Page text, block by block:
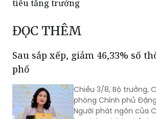
Thủ tướng điều động, bổ nhiệm 2
Đổi mới tư duy đối ngoại, góp phần
tiêu tăng trưởng
ĐỌC THÊM
Sau sắp xếp, giảm 46,33% số
phố